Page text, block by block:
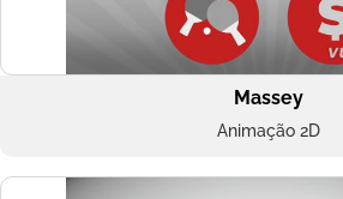
Massey
Animação 2D